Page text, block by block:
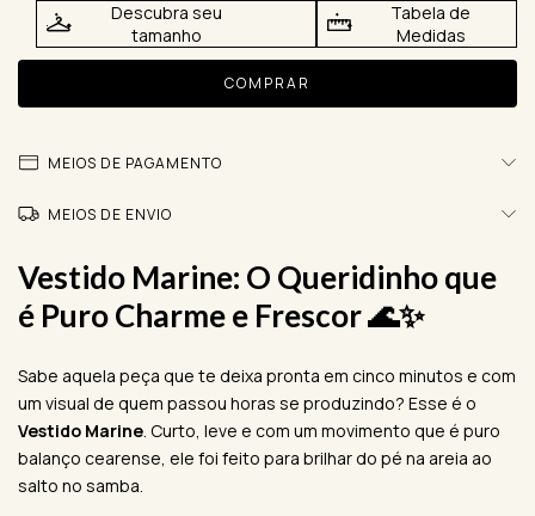
Descubra seu
tamanho
Tabela de
Medidas
MEIOS DE PAGAMENTO
MEIOS DE ENVIO
Vestido Marine: O Queridinho que
é Puro Charme e Frescor 🌊✨
Sabe aquela peça que te deixa pronta em cinco minutos e com
um visual de quem passou horas se produzindo? Esse é o
Vestido Marine . Curto, leve e com um movimento que é puro
balanço cearense, ele foi feito para brilhar do pé na areia ao
salto no samba.